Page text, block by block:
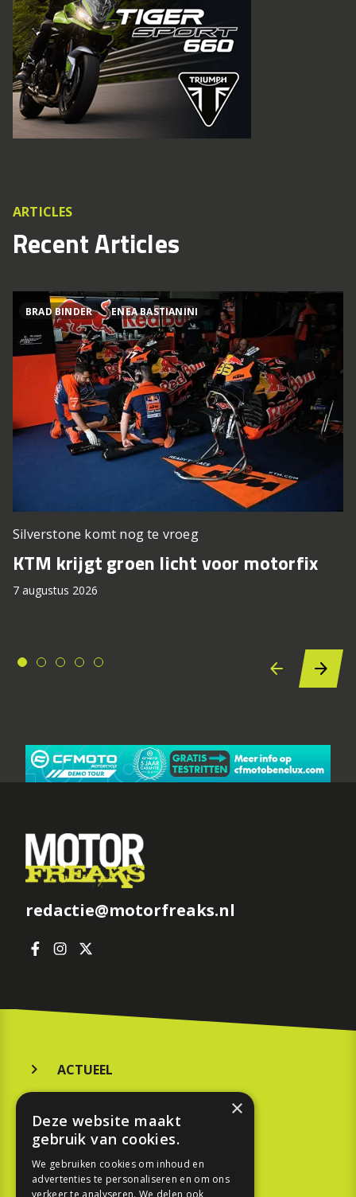
ARTICLES
Recent Articles
BRAD BINDER ENEA BASTIANINI
Silverstone komt nog te vroeg
KTM krijgt groen licht voor motorfix
7 augustus 2026
redactie@motorfreaks.nl
ACTUEEL
KOOPGIDS
TESTEN
×
Deze website maakt
gebruik van cookies.
We gebruiken cookies om inhoud en
advertenties te personaliseren en om ons
verkeer te analyseren. We delen ook